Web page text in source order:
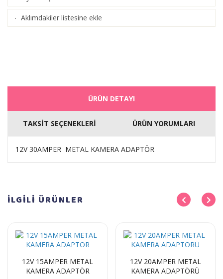
· Aklımdakiler listesine ekle
ÜRÜN DETAYI
TAKSİT SEÇENEKLERİ ÜRÜN YORUMLARI
12V 30AMPER METAL KAMERA ADAPTÖR
İLGİLİ ÜRÜNLER
12V 15AMPER METAL
KAMERA ADAPTÖR
12V 20AMPER METAL
KAMERA ADAPTÖRÜ